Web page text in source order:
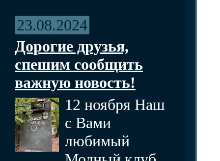
23.08.2024
Дорогие друзья,
спешим сообщить
важную новость!
12 ноября Наш
с Вами
любимый